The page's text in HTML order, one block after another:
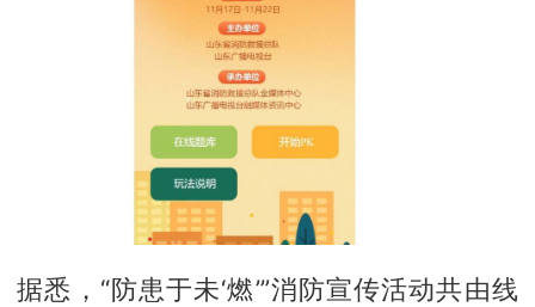
据悉，“防患于未‘燃’”消防宣传活动共由线